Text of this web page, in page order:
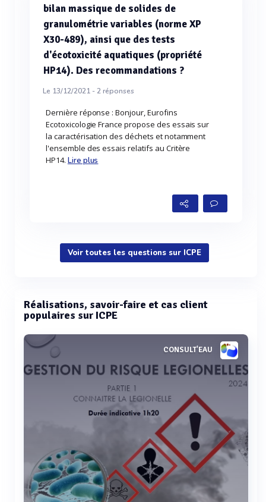
bilan massique de solides de
granulométrie variables (norme XP
X30-489), ainsi que des tests
d'écotoxicité aquatiques (propriété
HP14). Des recommandations ?
Le 13/12/2021 -2réponses
Dernière réponse : Bonjour, Eurofins
Ecotoxicologie France propose des essais sur
la caractérisation des déchets et notamment
l'ensemble des essais relatifs au Critère
HP14. Lire plus
Voir toutes les questions sur ICPE
Réalisations, savoir-faire et cas client
populaires sur ICPE
CONSULT'EAU